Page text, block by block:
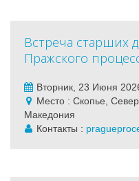
Встреча старших
Пражского
Вторник, 23 Июня
Место : Скопье,
Македония
Контакты :